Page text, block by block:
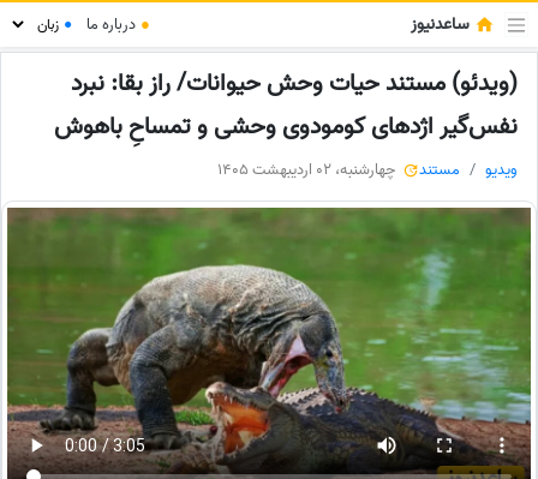
ساعدنیوز ● درباره ما ●
(ویدئو) مستند حیات وحش حیوانات/ راز بقا: نبرد
نفس‌گیر اژدهای کومودوی وحشی و تمساحِ باهوش
ویدیو مستند چهارشنبه، 02 اردیبهشت 1405